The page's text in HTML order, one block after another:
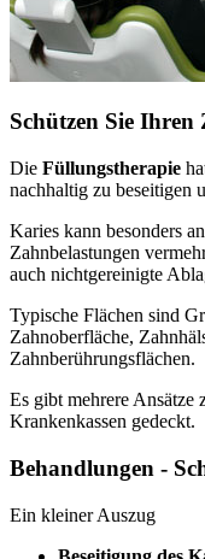
Schützen Sie Ihren
Die Füllungstherapie
nachhaltig zu beseitigen
Karies kann besonders
Zahnbelastungen
auch nichtgereinigte
Typische Flächen sind
Zahnoberfläche,
Zahnberührungsflächen.
Es gibt mehrere
Krankenkassen gedeckt.
Behandlungen -
Ein kleiner Auszug